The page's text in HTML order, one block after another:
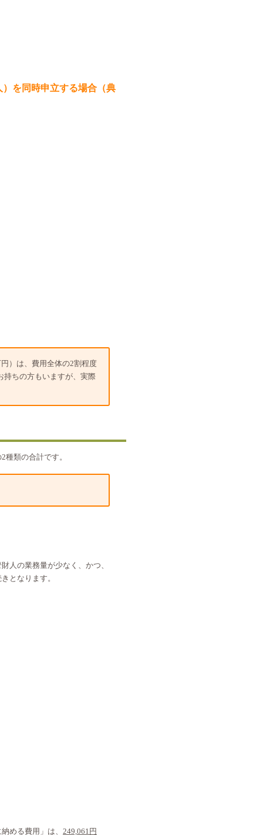
を同時申立する場合（典
）は、費用全体の2割程度
持ちの方もいますが、実際
類の合計です。
人の業務量が少なく、かつ、
となります。
める費用」は、 249,061円